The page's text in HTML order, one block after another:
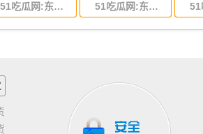
51吃瓜网:东莞到山东省物流专线,东莞到山东省物流公司 51吃瓜网:东莞到江苏物流专线运输,东莞到江苏省物流公司